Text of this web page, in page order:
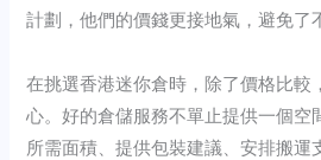
計劃，他們的價錢更接地氣，避免了
在挑選香港迷你倉時，除了價格比較
心。好的倉儲服務不單止提供一個空
所需面積、提供包裝建議、安排搬運